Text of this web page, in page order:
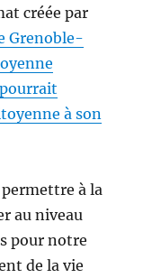
créée par
Grenoble-
à son
à la
au niveau
pour notre
de la vie